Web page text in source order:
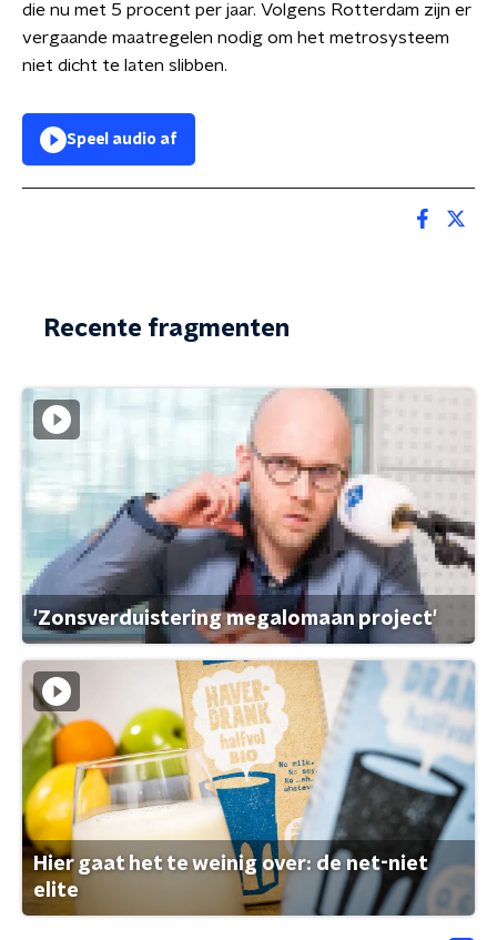
die nu met 5 procent per jaar. Volgens Rotterdam zijn er
vergaande maatregelen nodig om het metrosysteem
niet dicht te laten slibben.
Speel audio af
Recente fragmenten
'Zonsverduistering megalomaan project'
Hier gaat het te weinig over: de net-niet
elite